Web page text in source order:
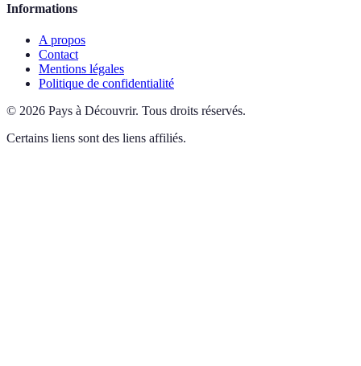
Informations
A propos
Contact
Mentions légales
Politique de confidentialité
© 2026 Pays à Découvrir. Tous droits réservés.
Certains liens sont des liens affiliés.